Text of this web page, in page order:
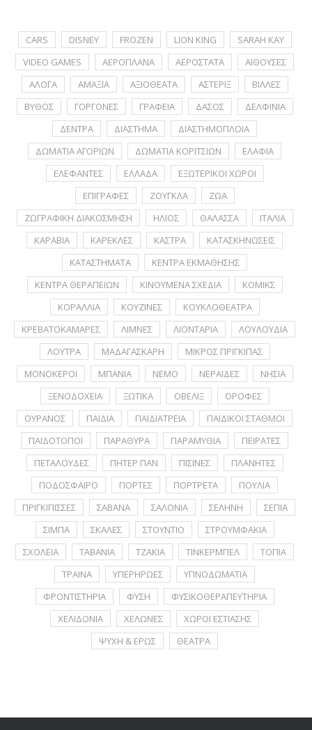
CARS DISNEY FROZEN LION KING
SARAH KAY
VIDEO GAMES
ΑΕΡΟΠΛΑΝΑ ΑΕΡΟΣΤΑΤΑ
ΑΙΘΟΥΣΕΣ
ΑΛΟΓΑ
ΑΜΑΞΙΑ ΑΞΙΟΘΕΑΤΑ ΑΣΤΕΡΙΞ
ΒΙΛΛΕΣ
ΒΥΘΟΣ
ΓΟΡΓΟΝΕΣ ΓΡΑΦΕΙΑ ΔΑΣΟΣ
ΔΕΛΦΙΝΙΑ
ΔΕΝΤΡΑ
ΔΙΑΣΤΗΜΑ
ΔΙΑΣΤΗΜΟΠΛΟΙΑ
ΔΩΜΑΤΙΑ ΑΓΟΡΙΩΝ
ΔΩΜΑΤΙΑ ΚΟΡΙΤΣΙΩΝ
ΕΛΑΦΙΑ
ΕΛΕΦΑΝΤΕΣ
ΕΛΛΑΔΑ
ΕΞΩΤΕΡΙΚΟΙ ΧΩΡΟΙ
ΕΠΙΓΡΑΦΕΣ
ΖΟΥΓΚΛΑ
ΖΩΑ
ΖΩΓΡΑΦΙΚΗ ΔΙΑΚΟΣΜΗΣΗ
ΗΛΙΟΣ ΘΑΛΑΣΣΑ
ΙΤΑΛΙΑ
ΚΑΡΑΒΙΑ
ΚΑΡΕΚΛΕΣ ΚΑΣΤΡΑ
ΚΑΤΑΣΚΗΝΩΣΕΙΣ
ΚΑΤΑΣΤΗΜΑΤΑ
ΚΕΝΤΡΑ ΕΚΜΑΘΗΣΗΣ
ΚΕΝΤΡΑ ΘΕΡΑΠΕΙΩΝ
ΚΙΝΟΥΜΕΝΑ ΣΧΕΔΙΑ
ΚΟΜΙΚΣ
ΚΟΡΑΛΛΙΑ
ΚΟΥΖΙΝΕΣ
ΚΟΥΚΛΟΘΕΑΤΡΑ
ΚΡΕΒΑΤΟΚΑΜΑΡΕΣ
ΛΙΜΝΕΣ ΛΙΟΝΤΑΡΙΑ
ΛΟΥΛΟΥΔΙΑ
ΛΟΥΤΡΑ
ΜΑΔΑΓΑΣΚΑΡΗ
ΜΙΚΡΟΣ ΠΡΙΓΚΙΠΑΣ
ΜΟΝΟΚΕΡΟΙ
ΜΠΑΝΙΑ ΝΕΜΟ ΝΕΡΑΪΔΕΣ
ΝΗΣΙΑ
ΞΕΝΟΔΟΧΕΙΑ
ΞΩΤΙΚΑ ΟΒΕΛΙΞ
ΟΡΟΦΕΣ
ΟΥΡΑΝΟΣ
ΠΑΙΔΙΑ ΠΑΙΔΙΑΤΡΕΙΑ
ΠΑΙΔΙΚΟΙ ΣΤΑΘΜΟΙ
ΠΑΙΔΟΤΟΠΟΙ
ΠΑΡΑΘΥΡΑ ΠΑΡΑΜΥΘΙΑ
ΠΕΙΡΑΤΕΣ
ΠΕΤΑΛΟΥΔΕΣ
ΠΗΤΕΡ ΠΑΝ ΠΙΣΙΝΕΣ
ΠΛΑΝΗΤΕΣ
ΠΟΔΟΣΦΑΙΡΟ
ΠΟΡΤΕΣ ΠΟΡΤΡΕΤA
ΠΟΥΛΙΑ
ΠΡΙΓΚΙΠΙΣΣΕΣ
ΣΑΒΑΝΑ ΣΑΛΟΝΙΑ ΣΕΛΗΝΗ
ΣΕΠΙΑ
ΣΙΜΠΑ
ΣΚΑΛΕΣ ΣΤΟΥΝΤΙΟ
ΣΤΡΟΥΜΦΑΚΙΑ
ΣΧΟΛΕΙΑ
ΤΑΒΑΝΙΑ ΤΖΑΚΙΑ ΤΙΝΚΕΡΜΠΕΛ
ΤΟΠΙΑ
ΤΡΑΙΝΑ
ΥΠΕΡΗΡΩΕΣ
ΥΠΝΟΔΩΜΑΤΙΑ
ΦΡΟΝΤΙΣΤΗΡΙΑ
ΦΥΣΗ
ΦΥΣΙΚΟΘΕΡΑΠΕΥΤΗΡΙΑ
ΧΕΛΙΔΟΝΙΑ
ΧΕΛΩΝΕΣ
ΧΩΡΟΙ ΕΣΤΙΑΣΗΣ
ΨΥΧΗ & ΕΡΩΣ
ΘΕΑΤΡΑ